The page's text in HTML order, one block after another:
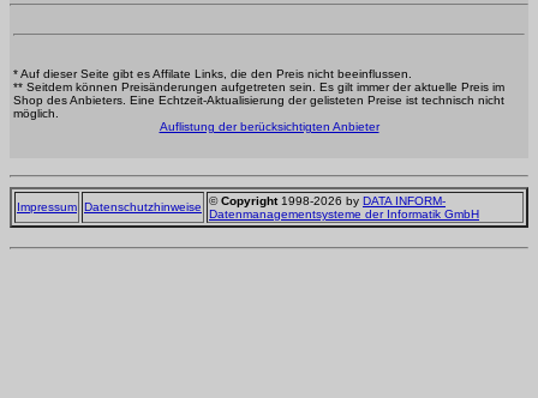
* Auf dieser Seite gibt es Affilate Links, die den Preis nicht beeinflussen.
** Seitdem können Preisänderungen aufgetreten sein. Es gilt immer der aktuelle Preis im
Shop des Anbieters. Eine Echtzeit-Aktualisierung der gelisteten Preise ist technisch nicht
möglich.
Auflistung der berücksichtigten Anbieter
Impressum Datenschutzhinweise ©Copyright1998-2026 by DATA INFORM-
Datenmanagementsysteme der Informatik GmbH